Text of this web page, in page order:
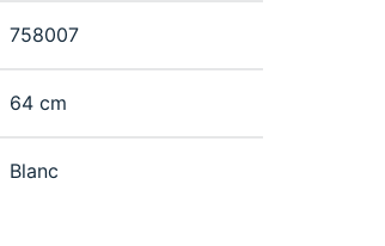
758007
64 cm
Blanc